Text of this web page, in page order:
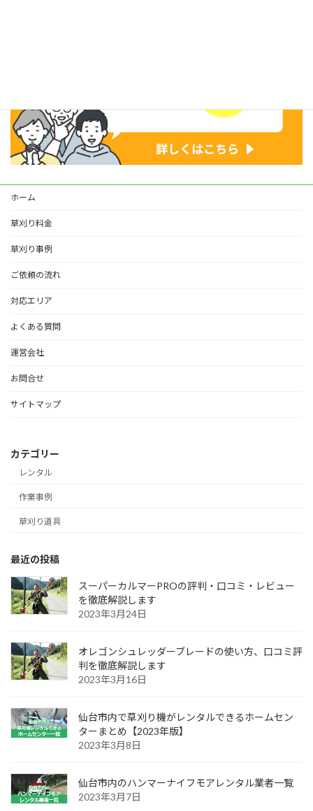
ホーム
草刈り料金
草刈り事例
ご依頼の流れ
対応エリア
よくある質問
運営会社
お問合せ
サイトマップ
カテゴリー
レンタル
作業事例
草刈り道具
最近の投稿
スーパーカルマーPROの評判・口コミ・レビュー
を徹底解説します
2023年3月24日
オレゴンシュレッダーブレードの使い方、口コミ評
判を徹底解説します
2023年3月16日
仙台市内で草刈り機がレンタルできるホームセン
ターまとめ【2023年版】
2023年3月8日
仙台市内のハンマーナイフモアレンタル業者一覧
2023年3月7日